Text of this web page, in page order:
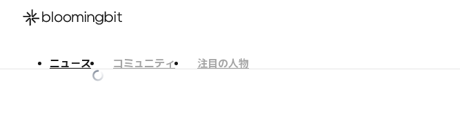
ニュース コミュニティ
注目の人物